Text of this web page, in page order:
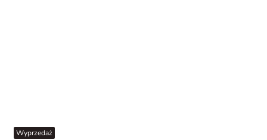
Wyprzedaż